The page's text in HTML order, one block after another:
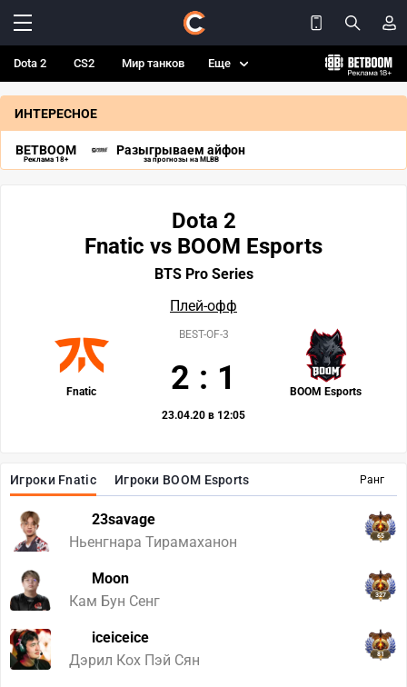
Dota 2 CS2 Мир танков Еще
ИНТЕРЕСНОЕ
BETBOOM
Реклама 18+
Разыгрываем айфон
за прогнозы на MLBB
Ранг
Игроки Fnatic Игроки BOOM Esports
23savage
Ньенгнара Тирамаханон
65
Moon
Кам Бун Сенг
327
iceiceice
Дэрил Кох Пэй Сян
81
Dota 2
Fnatic vs BOOM Esports
BTS Pro Series
Плей-офф
Fnatic BOOM Esports
BEST-OF-3
2 : 1
23.04.20 в 12:05